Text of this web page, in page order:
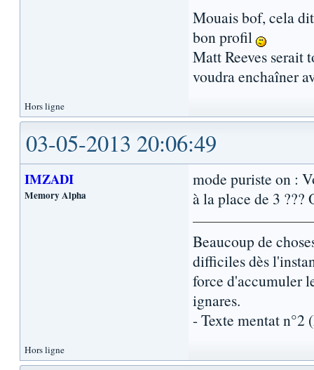
Mouais bof, cela
bon profil
Matt Reeves serait
voudra enchaîner
Hors ligne
03-05-2013 20:06:49
IMZADI
Memory Alpha
mode puriste on :
à la place de 3
Beaucoup de
difficiles dès
force d'accumuler
ignares.
- Texte mentat n°2
Hors ligne